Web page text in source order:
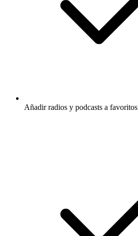
Añadir radios y podcasts a favoritos